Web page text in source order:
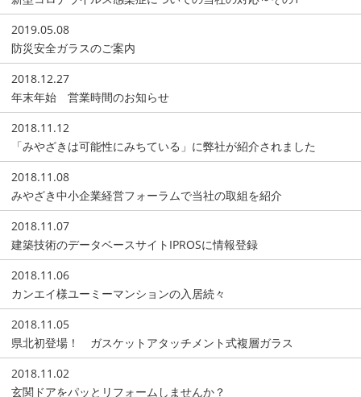
2019.05.08
防災安全ガラスのご案内
2018.12.27
年末年始 営業時間のお知らせ
2018.11.12
「みやざきは可能性にみちている」に弊社が紹介されました
2018.11.08
みやざき中小企業経営フォーラムで当社の取組を紹介
2018.11.07
建築技術のデータベースサイトIPROSに情報登録
2018.11.06
カンエイ様ユーミーマンションの入居続々
2018.11.05
県北初登場！ ガスケットアタッチメント式複層ガラス
2018.11.02
玄関ドアをパッとリフォームしませんか？